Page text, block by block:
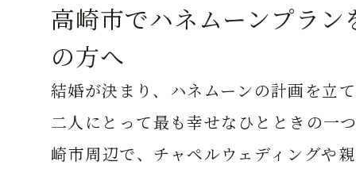
高崎市でハネムーンプラン
の方へ
結婚が決まり、ハネムーンの計画を立
二人にとって最も幸せなひとときの一
崎市周辺で、チャペルウェディングや